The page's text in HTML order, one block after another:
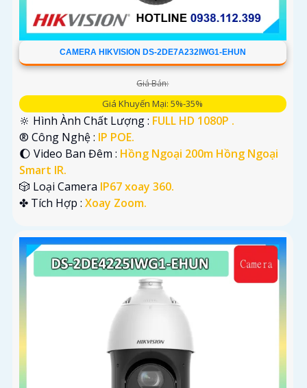
CAMERA HIKVISION DS-2DE7A232IWG1-EHUN
Giá Bán:
Giá Khuyến Mại: 5%-35%
🔆 Hình Ành Chất Lượng : FULL HD 1080P .
®️ Công Nghệ : IP POE.
🌔 Video Ban Đêm : Hồng Ngoại 200m Hồng Ngoại
Smart IR.
🎲 Loại Camera IP67 xoay 360.
️✤ Tích Hợp : Xoay Zoom.